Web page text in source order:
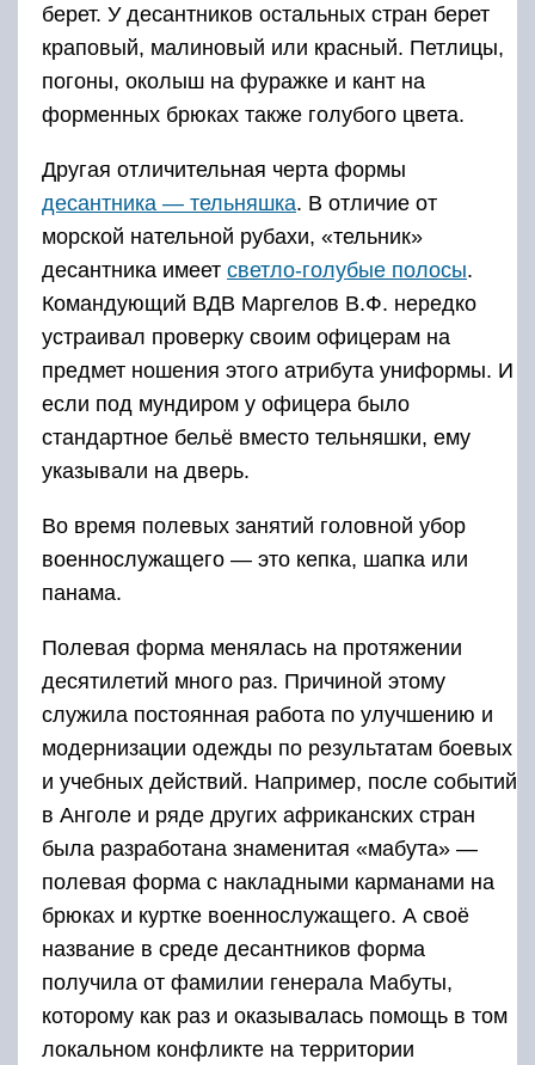
берет. У десантников остальных стран берет
краповый, малиновый или красный. Петлицы,
погоны, околыш на фуражке и кант на
форменных брюках также голубого цвета.
Другая отличительная черта формы
десантника — тельняшка. В отличие от
морской нательной рубахи, «тельник»
десантника имеет светло-голубые полосы.
Командующий ВДВ Маргелов В.Ф. нередко
устраивал проверку своим офицерам на
предмет ношения этого атрибута униформы. И
если под мундиром у офицера было
стандартное бельё вместо тельняшки, ему
указывали на дверь.
Во время полевых занятий головной убор
военнослужащего — это кепка, шапка или
панама.
Полевая форма менялась на протяжении
десятилетий много раз. Причиной этому
служила постоянная работа по улучшению и
модернизации одежды по результатам боевых
и учебных действий. Например, после событий
в Анголе и ряде других африканских стран
была разработана знаменитая «мабута» —
полевая форма с накладными карманами на
брюках и куртке военнослужащего. А своё
название в среде десантников форма
получила от фамилии генерала Мабуты,
которому как раз и оказывалась помощь в том
локальном конфликте на территории